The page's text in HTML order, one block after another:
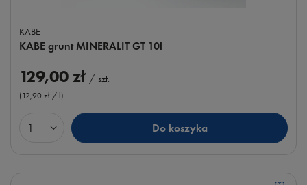
KABE
KABE grunt MINERALIT GT 10l
129,00 zł / szt.
(12,90 zł / l )
Ilość produktów Do koszyka